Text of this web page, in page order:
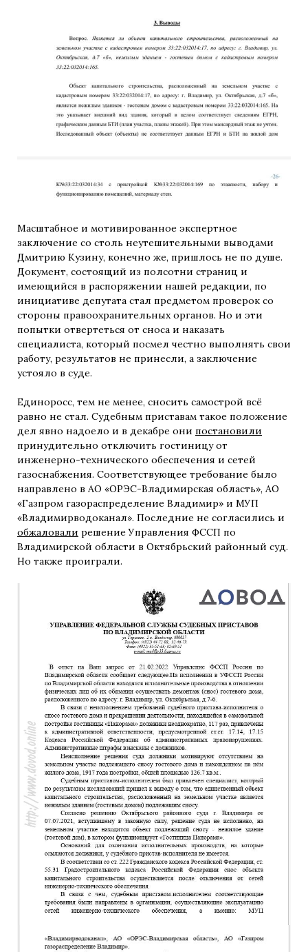
Масштабное и мотивированное экспертное
заключение со столь неутешительными выводами
Дмитрию Кузину, конечно же, пришлось не по душе.
Документ, состоящий из полсотни страниц и
имеющийся в распоряжении нашей редакции, по
инициативе депутата стал предметом проверок со
стороны правоохранительных органов. Но и эти
попытки отвертеться от сноса и наказать
специалиста, который посмел честно выполнять свои
работу, результатов не принесли, а заключение
устояло в суде.
Единоросс, тем не менее, сносить самострой всё
равно не стал. Судебным приставам такое положение
дел явно надоело и в декабре они постановили
принудительно отключить гостиницу от
инженерно-технического обеспечения и сетей
газоснабжения. Соответствующее требование было
направлено в АО «ОРЭС-Владимирская область», АО
«Газпром газораспределение Владимир» и МУП
«Владимирводоканал». Последние не согласились и
обжаловали решение Управления ФССП по
Владимирской области в Октябрьский районный суд.
Но также проиграли.